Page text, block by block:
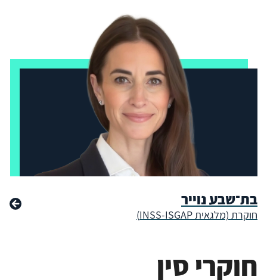
בת־שבע נוייר
חוקרת (מלגאית INSS-ISGAP)
חוקרי סין